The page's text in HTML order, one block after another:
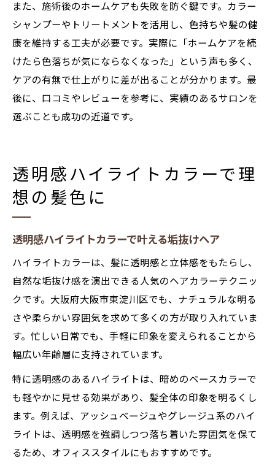
また、施術後のホームケアも失敗を防ぐ鍵です。カラー
シャンプーやトリートメントを活用し、色持ちや髪の健
康を維持する工夫が必要です。実際に「ホームケアを続
けたら色落ちが気にならなくなった」という声も多く、
ケアの有無で仕上がりに差が出ることが分かります。最
後に、口コミやレビューを参考に、実績のあるサロンを
選ぶことも成功の近道です。
透明感ハイライトカラーで理
想の髪色に
透明感ハイライトカラーで叶える垢抜けヘア
ハイライトカラーは、髪に透明感と立体感をもたらし、
自然な垢抜け感を演出できる人気のヘアカラーテクニッ
クです。大阪府大阪市東淀川区でも、ナチュラルな明る
さや柔らかい雰囲気を求めて多くの方が取り入れていま
す。忙しい日常でも、手軽に印象を変えられることから
幅広い年齢層に支持されています。
特に透明感のあるハイライトは、暗めのベースカラーで
も軽やかに見せる効果があり、髪全体の印象を明るくし
ます。例えば、アッシュベージュやグレージュ系のハイ
ライトは、透明感を強調しつつ落ち着いた雰囲気を保て
るため、オフィススタイルにもおすすめです。